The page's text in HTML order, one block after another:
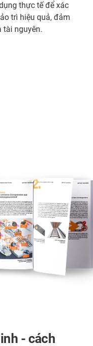
thực tế để xác
trì hiệu quả, đảm
tài nguyên.
- cách